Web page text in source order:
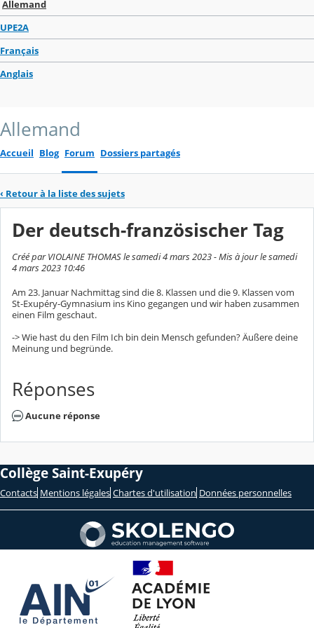
Allemand
UPE2A
Français
Anglais
Allemand
Accueil Blog Forum Dossiers partagés
‹ Retour à la liste des sujets
Der deutsch-französischer Tag
Créé par VIOLAINE THOMAS le samedi 4 mars 2023 - Mis à jour le samedi
4 mars 2023 10:46
Am 23. Januar Nachmittag sind die 8. Klassen und die 9. Klassen vom
St-Exupéry-Gymnasium ins Kino gegangen und wir haben zusammen
einen Film geschaut.
-> Wie hast du den Film Ich bin dein Mensch gefunden? Äußere deine
Meinung und begründe.
Réponses
Aucune réponse
Collège Saint-Exupéry
Contacts Mentions légales Chartes d'utilisation Données personnelles